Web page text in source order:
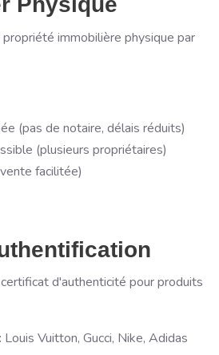
immobilière physique par
(pas de notaire, délais réduits)
(plusieurs propriétaires)
facilitée)
d'authenticité pour produits
Louis Vuitton, Gucci, Nike, Adidas